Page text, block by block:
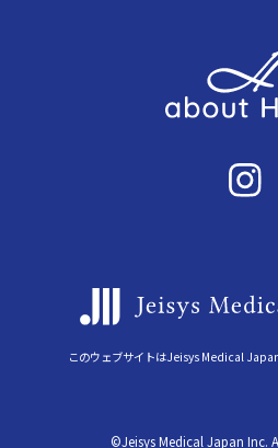
このウェブサイトはJeisys Medical
©Jeisys Medical Japan Inc.